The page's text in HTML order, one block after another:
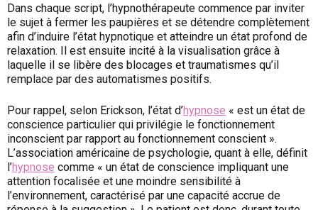
Dans chaque script, l’hypnothérapeute commence par inviter
le sujet à fermer les paupières et se détendre complètement
afin d’induire l’état hypnotique et atteindre un état profond de
relaxation. Il est ensuite incité à la visualisation grâce à
laquelle il se libère des blocages et traumatismes qu’il
remplace par des automatismes positifs.
Pour rappel, selon Erickson, l’état d’hypnose « est un état de
conscience particulier qui privilégie le fonctionnement
inconscient par rapport au fonctionnement conscient ».
L’association américaine de psychologie, quant à elle, définit
l’hypnose comme « un état de conscience impliquant une
attention focalisée et une moindre sensibilité à
l’environnement, caractérisé par une capacité accrue de